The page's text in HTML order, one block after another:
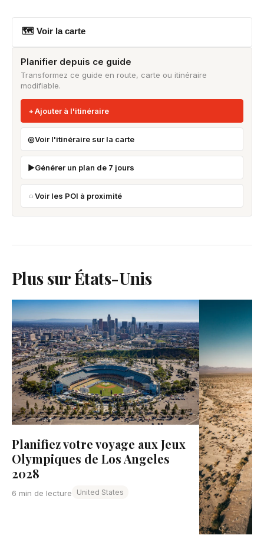
🗺 Voir la carte
Planifier depuis ce guide
Transformez ce guide en route, carte ou itinéraire
modifiable.
Ajouter à l'itinéraire
Voir l'itinéraire sur la carte
Générer un plan de 7 jours
Voir les POI à proximité
Plus sur États-Unis
Planifiez votre voyage aux Jeux
Olympiques de Los Angeles
2028
6 min de lecture United States